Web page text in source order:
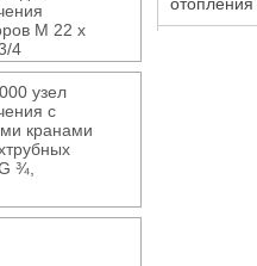
М 22 х
4
узел
с
кранами
¾,